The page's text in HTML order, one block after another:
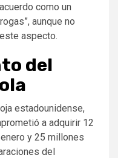
como un
aunque no
aspecto.
del
estadounidense,
a adquirir 12
y 25 millones
del